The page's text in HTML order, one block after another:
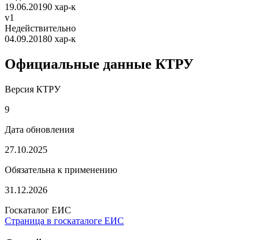
19.06.20190 хар-к
v1
Недействительно
04.09.20180 хар-к
Официальные данные КТРУ
Версия КТРУ
9
Дата обновления
27.10.2025
Обязательна к применению
31.12.2026
Госкаталог ЕИС
Страница в госкаталоге ЕИС